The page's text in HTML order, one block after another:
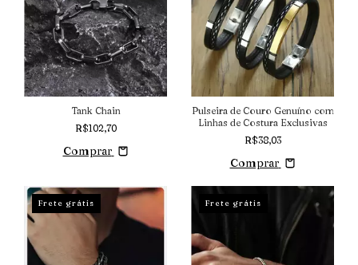
Tank Chain
R$102,70
Comprar
Pulseira de Couro Genuíno com
Linhas de Costura Exclusivas
R$38,03
Comprar
Frete grátis Frete grátis